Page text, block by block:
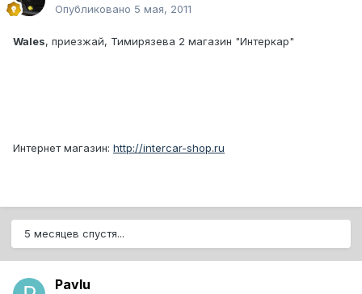
Опубликовано 5 мая, 2011
Wales, приезжай, Тимирязева 2 магазин "Интеркар"
Интернет магазин: http://intercar-shop.ru
5 месяцев спустя...
Pavlu